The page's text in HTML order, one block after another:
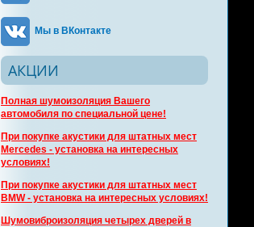
Мы в ВКонтакте
АКЦИИ
Полная шумоизоляция Вашего
автомобиля по специальной цене!
При покупке акустики для штатных мест
Mercedes - установка на интересных
условиях!
При покупке акустики для штатных мест
BMW - установка на интересных условиях!
Шумовиброизоляция четырех дверей в